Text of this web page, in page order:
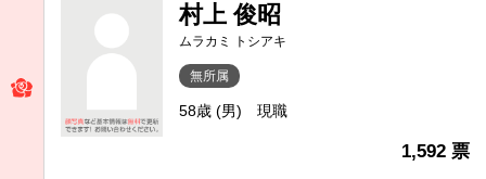
村上 俊昭
ムラカミ トシアキ
無所属
58歳 (男) 現職
1,592 票